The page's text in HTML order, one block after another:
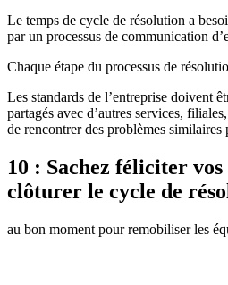
Le temps de cycle de résolution a
par un processus de communication
Chaque étape du processus de
Les standards de l’entreprise doivent
partagés avec d’autres services,
de rencontrer des problèmes similaires
10 : Sachez féliciter vos
clôturer le cycle de
au bon moment pour remobiliser les